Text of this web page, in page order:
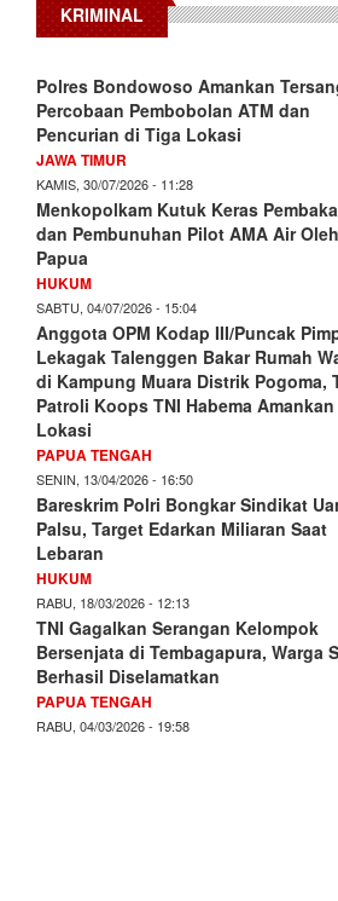
KRIMINAL
Polres Bondowoso Amankan
Percobaan Pembobolan ATM dan
Pencurian di Tiga Lokasi
JAWA TIMUR
KAMIS, 30/07/2026 - 11:28
Menkopolkam Kutuk Keras
dan Pembunuhan Pilot AMA Air
Papua
HUKUM
SABTU, 04/07/2026 - 15:04
Anggota OPM Kodap III/Puncak
Lekagak Talenggen Bakar Rumah
di Kampung Muara Distrik Pogoma,
Patroli Koops TNI Habema Amankan
Lokasi
PAPUA TENGAH
SENIN, 13/04/2026 - 16:50
Bareskrim Polri Bongkar Sindikat
Palsu, Target Edarkan Miliaran Saat
Lebaran
HUKUM
RABU, 18/03/2026 - 12:13
TNI Gagalkan Serangan Kelompok
Bersenjata di Tembagapura, Warga
Berhasil Diselamatkan
PAPUA TENGAH
RABU, 04/03/2026 - 19:58